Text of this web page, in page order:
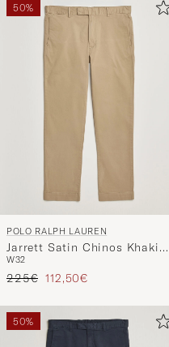
50%
POLO RALPH LAUREN
Jarrett Satin Chinos Khaki
Hill
W32
Regulärer Preis
225€ Reduzierter Preis
112,50€
50%